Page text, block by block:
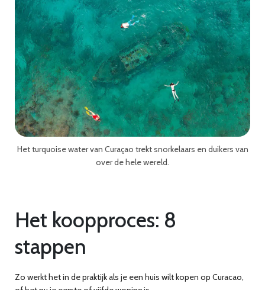
Het turquoise water van Curaçao trekt snorkelaars en duikers van
over de hele wereld.
Het koopproces: 8
stappen
Zo werkt het in de praktijk als je een huis wilt kopen op Curacao,